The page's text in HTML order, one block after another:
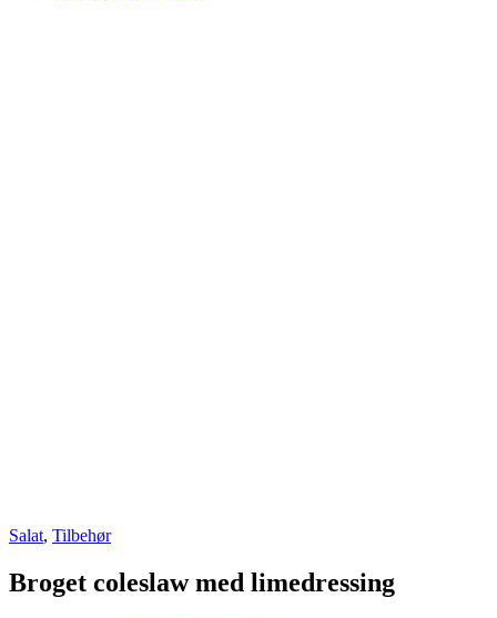
Salat, Tilbehør
Broget coleslaw med limedressing